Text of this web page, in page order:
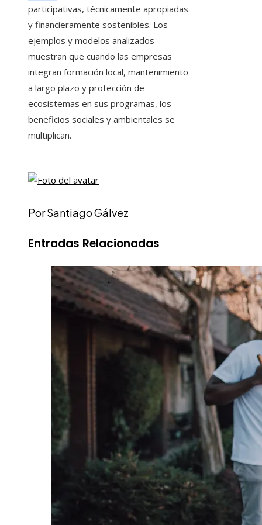
participativas, técnicamente apropiadas
y financieramente sostenibles. Los
ejemplos y modelos analizados
muestran que cuando las empresas
integran formación local, mantenimiento
a largo plazo y protección de
ecosistemas en sus programas, los
beneficios sociales y ambientales se
multiplican.
Por Santiago Gálvez
Entradas Relacionadas